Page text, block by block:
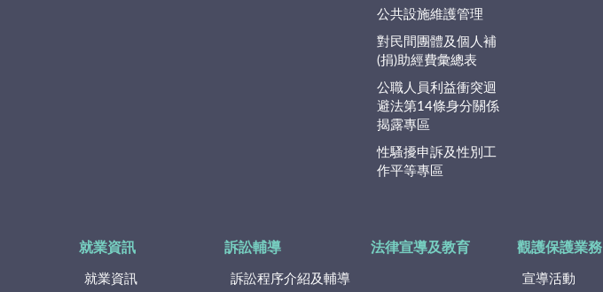
公共設施維護管理
對民間團體及個人補
(捐)助經費彙總表
公職人員利益衝突迴
避法第14條身分關係
揭露專區
性騷擾申訴及性別工
作平等專區
就業資訊
就業資訊
訴訟輔導
訴訟程序介紹及輔導
法律宣導及教育 觀護保護業務
宣導活動